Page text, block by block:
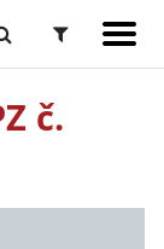
č.